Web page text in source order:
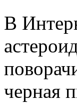
В
черная